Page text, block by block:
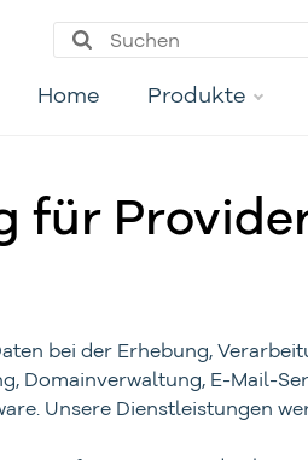
Home Produkte
für
bei der Erhebung,
Domainverwaltung, E-Mail-
Unsere Dienstleistungen